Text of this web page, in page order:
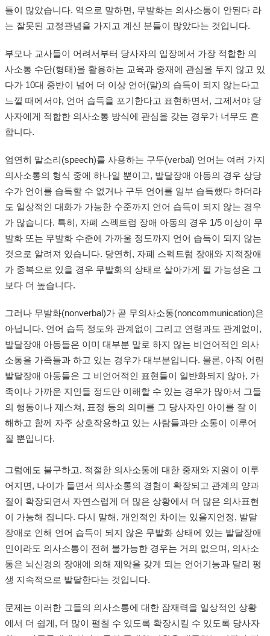
들이 많았습니다. 역으로 말하면, 무발화는 의사소통이 안된다 라
는 잘못된 고정관념을 가지고 계신 분들이 많았다는 것입니다.
부모나 교사들이 어려서부터 당사자의 입장에서 가장 적합한 의
사소통 수단(형태)을 활용하는 교육과 중재에 관심을 두지 않고 있
다가 10대 중반이 넘어 더 이상 언어(말)의 습득이 되지 않는다고
느낄 때에서야, 언어 습득을 포기한다고 표현하면서, 그제서야 당
사자에게 적합한 의사소통 방식에 관심을 갖는 경우가 너무도 흔
합니다.
엄연히 말소리(speech)를 사용하는 구두(verbal) 언어는 여러 가지
의사소통의 형식 중에 하나일 뿐이고, 발달장애 아동의 경우 상당
수가 언어를 습득할 수 없거나 구두 언어를 일부 습득했다 하더라
도 일상적인 대화가 가능한 수준까지 언어 습득이 되지 않는 경우
가 많습니다. 특히, 자폐 스펙트럼 장애 아동의 경우 1/5 이상이 무
발화 또는 무발화 수준에 가까울 정도까지 언어 습득이 되지 않는
것으로 알려져 있습니다. 당연히, 자폐 스펙트럼 장애와 지적장애
가 중복으로 있을 경우 무발화의 상태로 살아가게 될 가능성은 그
보다 더 높습니다.
그러나 무발화(nonverbal)가 곧 무의사소통(noncommunication)은
아닙니다. 언어 습득 정도와 관계없이 그리고 연령과도 관계없이,
발달장애 아동들은 이미 대부분 말로 하지 않는 비언어적인 의사
소통을 가족들과 하고 있는 경우가 대부분입니다. 물론, 아직 어린
발달장애 아동들은 그 비언어적인 표현들이 일반화되지 않아, 가
족이나 가까운 지인들 정도만 이해할 수 있는 경우가 많아서 그들
의 행동이나 제스쳐, 표정 등의 의미를 그 당사자인 아이를 잘 이
해하고 함께 자주 상호작용하고 있는 사람들과만 소통이 이루어
질 뿐입니다.
그럼에도 불구하고, 적절한 의사소통에 대한 중재와 지원이 이루
어지면, 나이가 들면서 의사소통의 경험이 확장되고 관계의 양과
질이 확장되면서 자연스럽게 더 많은 상황에서 더 많은 의사표현
이 가능해 집니다. 다시 말해, 개인적인 차이는 있을지언정, 발달
장애로 인해 언어 습득이 되지 않은 무발화 상태에 있는 발달장애
인이라도 의사소통이 전혀 불가능한 경우는 거의 없으며, 의사소
통은 뇌신경의 장애에 의해 제약을 갖게 되는 언어기능과 달리 평
생 지속적으로 발달한다는 것입니다.
문제는 이러한 그들의 의사소통에 대한 잠재력을 일상적인 상황
에서 더 쉽게, 더 많이 펼칠 수 있도록 확장시킬 수 있도록 당사자